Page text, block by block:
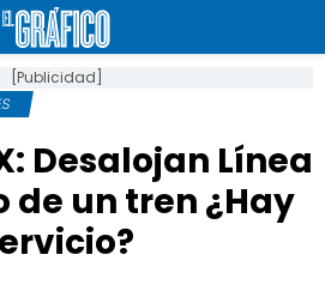
[Publicidad]
Desalojan Línea
de un tren ¿Hay